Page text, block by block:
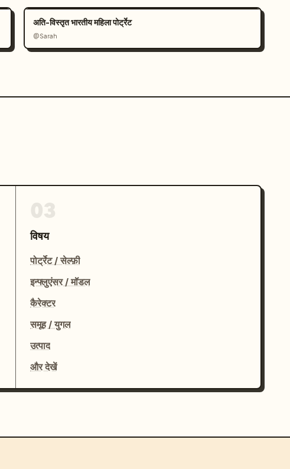
अति-विस्तृत भारतीय महिला पोर्ट्रेट
@Sarah
विषय
पोर्ट्रेट / सेल्फ़ी
इन्फ्लुएंसर / मॉडल
कैरेक्टर
समूह / युगल
उत्पाद
और देखें